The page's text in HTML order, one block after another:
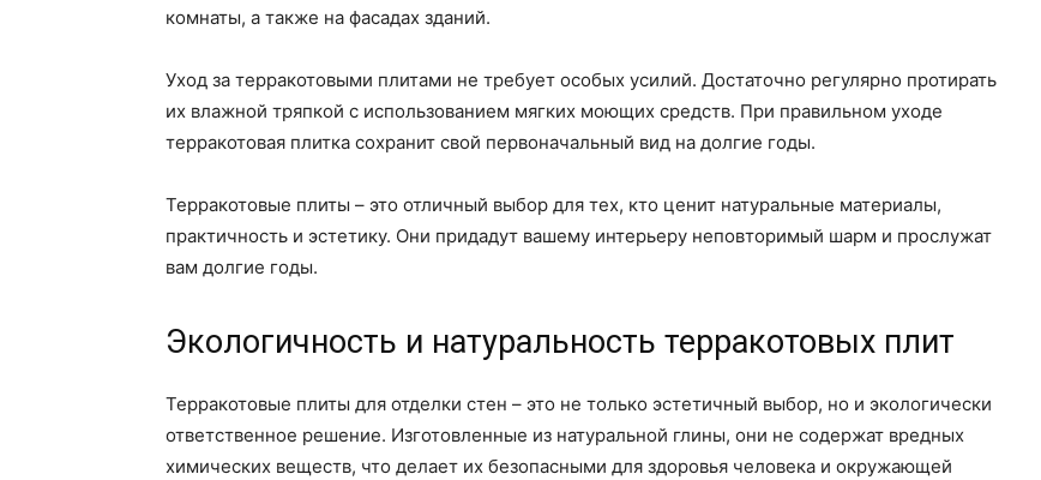
комнаты, а также на фасадах зданий.
Уход за терракотовыми плитами не требует особых усилий. Достаточно регулярно протирать
их влажной тряпкой с использованием мягких моющих средств. При правильном уходе
терракотовая плитка сохранит свой первоначальный вид на долгие годы.
Терракотовые плиты – это отличный выбор для тех, кто ценит натуральные материалы,
практичность и эстетику. Они придадут вашему интерьеру неповторимый шарм и прослужат
вам долгие годы.
Экологичность и натуральность терракотовых плит
Терракотовые плиты для отделки стен – это не только эстетичный выбор, но и экологически
ответственное решение. Изготовленные из натуральной глины, они не содержат вредных
химических веществ, что делает их безопасными для здоровья человека и окружающей